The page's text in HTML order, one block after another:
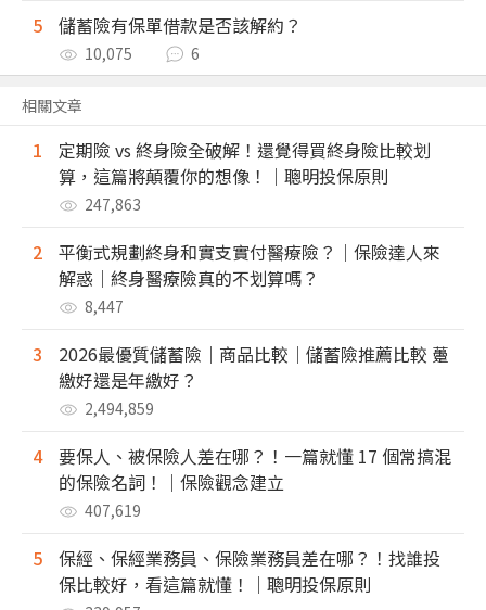
5 儲蓄險有保單借款是否該解約？
10,075 6
相關文章
1
定期險 vs 終身險全破解！還覺得買終身險比較划
算，這篇將顛覆你的想像！｜聰明投保原則
247,863
2
平衡式規劃終身和實支實付醫療險？｜保險達人來
解惑｜終身醫療險真的不划算嗎？
8,447
3
2026最優質儲蓄險｜商品比較｜儲蓄險推薦比較 躉
繳好還是年繳好？
2,494,859
4
要保人、被保險人差在哪？！一篇就懂 17 個常搞混
的保險名詞！｜保險觀念建立
407,619
5
保經、保經業務員、保險業務員差在哪？！找誰投
保比較好，看這篇就懂！｜聰明投保原則